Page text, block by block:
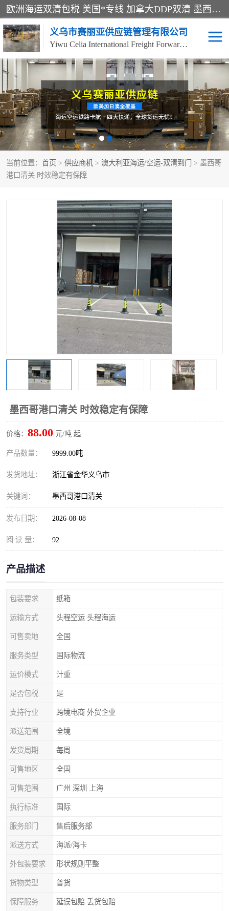
欧洲海运双清包税 美国*专线 加拿大DDP双清 墨西哥跨境空运 澳大利亚专线物流 跨境电商物流服务 国际快递到门服务 海运*渠道 一站式跨境物流解决方案 TikTok/SHEIN专线 电商平台FBA头程运输 国际铁路运输欧洲 UPS/DDHL/联邦快递跨境 美国双清到门物流 跨境*运输
义乌市赛丽亚供应链管理有限公司
Yiwu Celia International Freight Forwarding Co., Ltd
当前位置： 首页 > 供应商机 > 澳大利亚海运/空运-双清到门
> 墨西哥
港口清关 时效稳定有保障
墨西哥港口清关 时效稳定有保障
价格： 88.00 元/吨 起
产品数量： 9999.00吨
发货地址： 浙江省金华义乌市
关键词： 墨西哥港口清关
发布日期： 2026-08-08
阅 读 量： 92
产品描述
包装要求 纸箱
运输方式 头程空运 头程海运
可售卖地 全国
服务类型 国际物流
运价模式 计重
是否包税 是
支持行业 跨境电商 外贸企业
派送范围 全境
发货周期 每周
可售地区 全国
可售范围 广州 深圳 上海
执行标准 国际
服务部门 售后服务部
派送方式 海派/海卡
外包装要求 形状规则平整
货物类型 普货
保障服务 延误包赔 丢货包赔
美森快船 欧洲卡航
加拿大海运/空运-双清到
门
澳大利亚海运/空运-双清
到门
墨西哥海运/空运-双清到
门